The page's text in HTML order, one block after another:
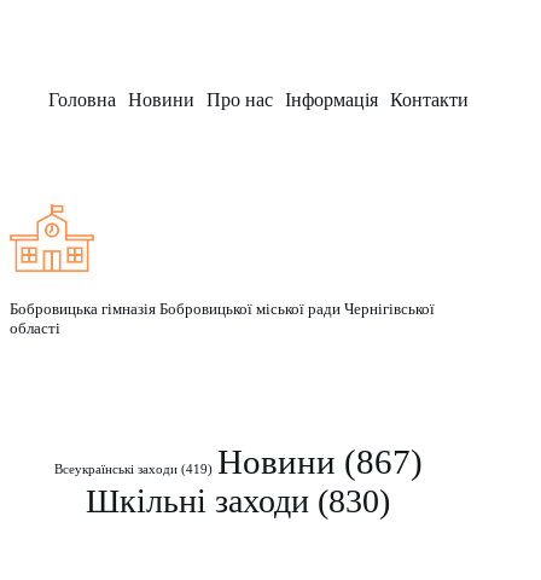
Головна Новини Про нас Інформація Контакти
Бобровицька гімназія Бобровицької міської ради Чернігівської
області
Всеукраїнські заходи(419) Новини (867)
Шкільні заходи (830)